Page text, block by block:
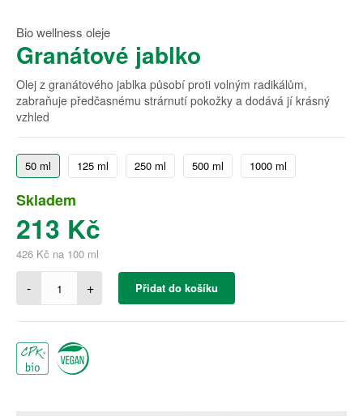
Bio wellness oleje
Granátové jablko
Olej z granátového jablka působí proti volným radikálům,
zabraňuje předčasnému strárnutí pokožky a dodává jí krásný
vzhled
50 ml 125 ml 250 ml 500 ml 1000 ml
Skladem
213 Kč
426 Kč na 100 ml
- + Přidat do košíku